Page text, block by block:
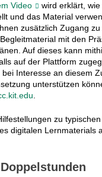
Video
wird erklärt,
und das Material
zusätzlich Zugang
mit den
Auf dieses kann
auf der Plattform
Interesse an diesem
unterstützen
.
zu
digitalen Lernmaterials